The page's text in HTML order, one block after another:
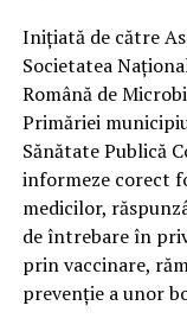
Iniţiată de către
Societatea
Română de
Primăriei
Sănătate Publică
informeze corect
medicilor,
de întrebare în
prin vaccinare,
prevenţie a unor